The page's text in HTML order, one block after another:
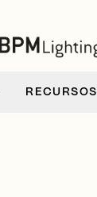
RECURSOS